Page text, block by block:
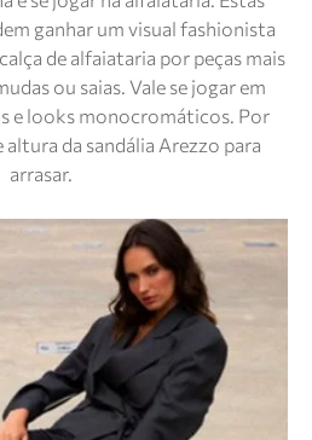
ganhar um visual fashionista
de alfaiataria por peças mais
ou saias. Vale se jogar em
e looks monocromáticos. Por
altura da sandália Arezzo para
arrasar.